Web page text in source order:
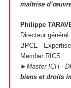
maîtrise
Philippe
Directeur général
BPCE -
Member RICS
►Master ICH -
biens et droits